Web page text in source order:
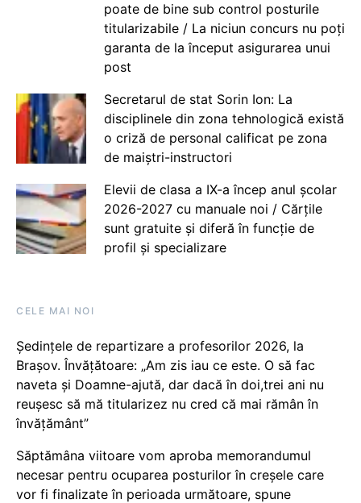
poate de bine sub control posturile
titularizabile / La niciun concurs nu poți
garanta de la început asigurarea unui
post
Secretarul de stat Sorin Ion: La
disciplinele din zona tehnologică există
o criză de personal calificat pe zona
de maiștri-instructori
Elevii de clasa a IX-a încep anul școlar
2026-2027 cu manuale noi / Cărțile
sunt gratuite și diferă în funcție de
profil și specializare
CELE MAI NOI
Ședințele de repartizare a profesorilor 2026, la
Brașov. Învățătoare: „Am zis iau ce este. O să fac
naveta și Doamne-ajută, dar dacă în doi,trei ani nu
reușesc să mă titularizez nu cred că mai rămân în
învățământ”
Săptămâna viitoare vom aproba memorandumul
necesar pentru ocuparea posturilor în creșele care
vor fi finalizate în perioada următoare, spune